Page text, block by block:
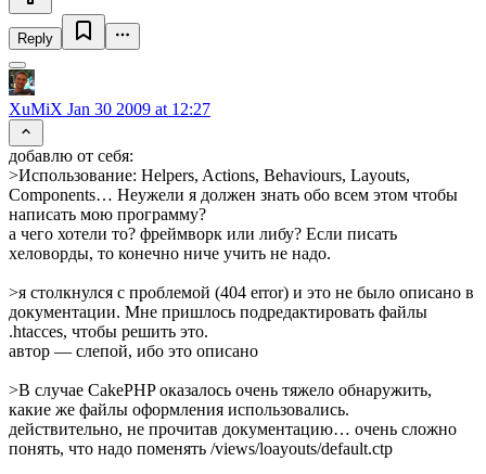
Reply
XuMiX Jan 30 2009 at 12:27
добавлю от себя:
>Использование: Helpers, Actions, Behaviours, Layouts,
Components… Неужели я должен знать обо всем этом чтобы
написать мою программу?
а чего хотели то? фреймворк или либу? Если писать
хеловорды, то конечно ниче учить не надо.
>я столкнулся с проблемой (404 error) и это не было описано в
документации. Мне пришлось подредактировать файлы
.htacces, чтобы решить это.
автор — слепой, ибо это описано
>В случае CakePHP оказалось очень тяжело обнаружить,
какие же файлы оформления использовались.
действительно, не прочитав документацию… очень сложно
понять, что надо поменять /views/loayouts/default.ctp